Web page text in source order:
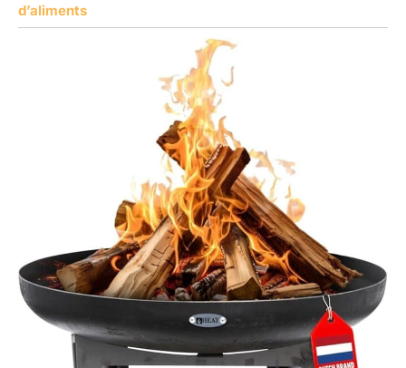
d’aliments